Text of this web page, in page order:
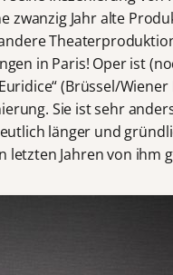
zwanzig Jahr alte
in Paris! Oper ist
(Brüssel/
Sie ist sehr
länger und
letzten Jahren von ihm